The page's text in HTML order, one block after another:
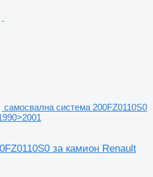
самосвална система 200FZ0110S0
за камион Renault